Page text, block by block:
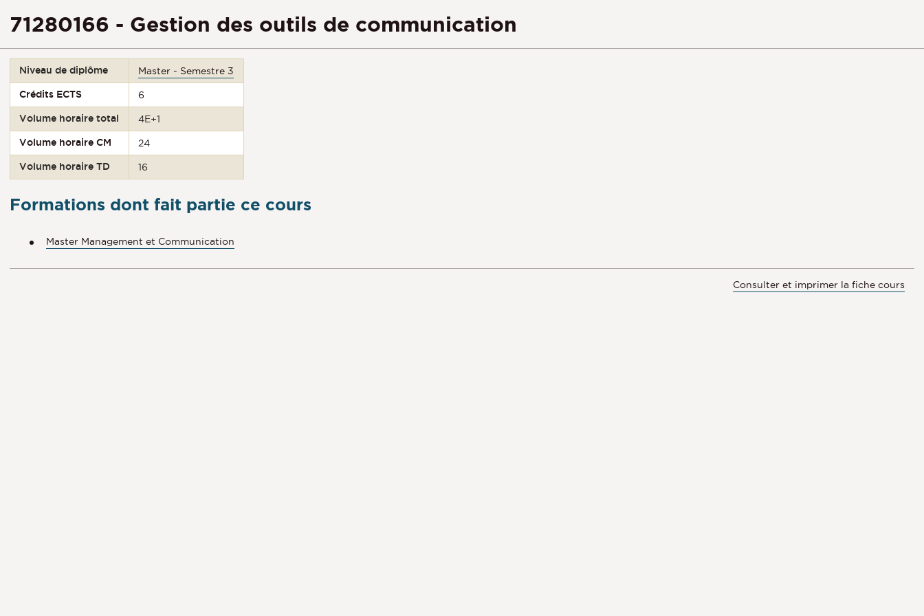
71280166 - Gestion des outils de communication
Niveau de diplôme Master - Semestre 3
Crédits ECTS 6
Volume horaire total 4E+1
Volume horaire CM 24
Volume horaire TD 16
Formations dont fait partie ce cours
Master Management et Communication
Consulter et imprimer la fiche cours